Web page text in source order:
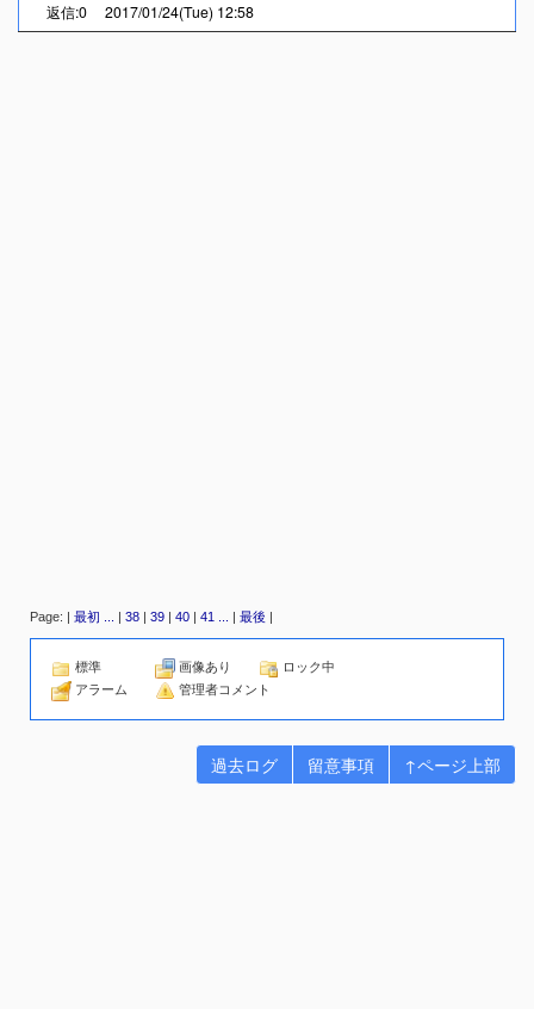
返信:0 2017/01/24(Tue) 12:58
Page: |最初 |38 |39 |40 |41 |最後 |
標準 画像あり
ロック中
アラーム
管理者コメント
過去ログ 留意事項 ↑ページ上部